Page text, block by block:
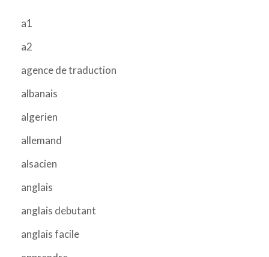
a1
a2
agence de traduction
albanais
algerien
allemand
alsacien
anglais
anglais debutant
anglais facile